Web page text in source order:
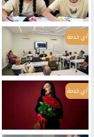
أي خدمة
أي خدمة